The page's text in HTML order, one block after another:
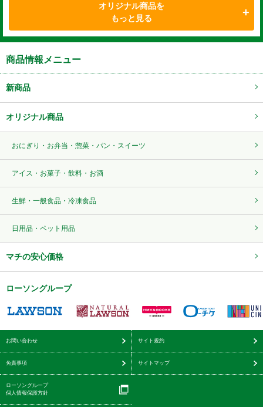
オリジナル商品を
もっと見る
商品情報メニュー
新商品
オリジナル商品
おにぎり・お弁当・惣菜・パン・スイーツ
アイス・お菓子・飲料・お酒
生鮮・一般食品・冷凍食品
日用品・ペット用品
マチの安心価格
ローソングループ
お問い合わせ サイト規約
免責事項 サイトマップ
ローソングループ
個人情報保護方針